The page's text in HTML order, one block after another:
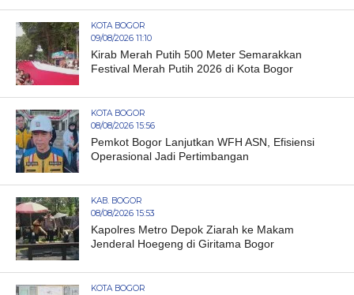
KOTA BOGOR
09/08/2026 11:10
Kirab Merah Putih 500 Meter Semarakkan
Festival Merah Putih 2026 di Kota Bogor
KOTA BOGOR
08/08/2026 15:56
Pemkot Bogor Lanjutkan WFH ASN, Efisiensi
Operasional Jadi Pertimbangan
KAB. BOGOR
08/08/2026 15:53
Kapolres Metro Depok Ziarah ke Makam
Jenderal Hoegeng di Giritama Bogor
KOTA BOGOR